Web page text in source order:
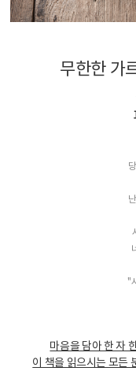
무한한 가
"
마음을 담아 한 자
이 책을 읽으시는 모든